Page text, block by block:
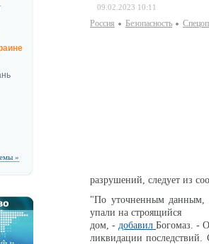
»
09.02.2023 10:11
Россия Безопаcность
разрушений, следует из
"По уточненным данным,
упали на строящийся
дом, - добавил Богомаз. -
ликвидации последствий.